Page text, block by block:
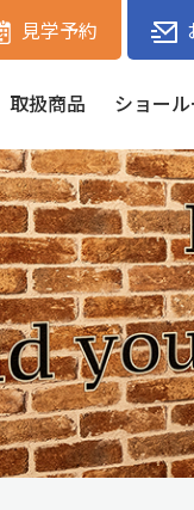
取扱商品 ショー
見学予約